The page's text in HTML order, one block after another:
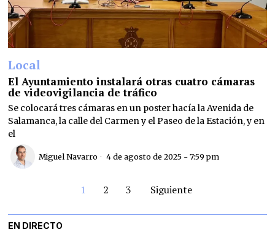
Local
El Ayuntamiento instalará otras cuatro cámaras
de videovigilancia de tráfico
Se colocará tres cámaras en un poster hacía la Avenida de
Salamanca, la calle del Carmen y el Paseo de la Estación, y en
el
Miguel Navarro 4 de agosto de 2025 - 7:59 pm
1 2 3 Siguiente
EN DIRECTO